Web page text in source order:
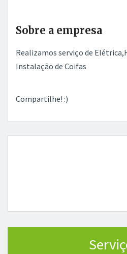
Sobre a empresa
Realizamos serviço de
Instalação de Coifas
Compartilhe! :)